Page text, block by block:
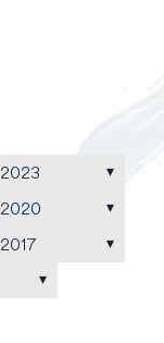
2023
2020
2017